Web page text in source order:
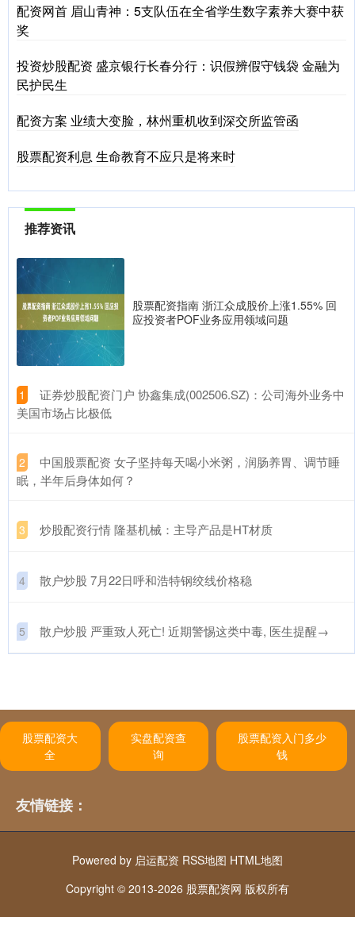
配资网首 眉山青神：5支队伍在全省学生数字素养大赛中获
奖
投资炒股配资 盛京银行长春分行：识假辨假守钱袋 金融为
民护民生
配资方案 业绩大变脸，林州重机收到深交所监管函
股票配资利息 生命教育不应只是将来时
推荐资讯
股票配资指南 浙江众成股价上涨1.55% 回
应投资者POF业务应用领域问题
1
​证券炒股配资门户 协鑫集成(002506.SZ)：公司海外业务中
美国市场占比极低
2
​中国股票配资 女子坚持每天喝小米粥，润肠养胃、调节睡
眠，半年后身体如何？
3 ​炒股配资行情 隆基机械：主导产品是HT材质
4 ​散户炒股 7月22日呼和浩特钢绞线价格稳
5 ​散户炒股 严重致人死亡! 近期警惕这类中毒, 医生提醒→
股票配资大
全
实盘配资查
询
股票配资入门多少
钱
友情链接：
Powered by 启运配资 RSS地图 HTML地图
Copyright © 2013-2026 股票配资网 版权所有